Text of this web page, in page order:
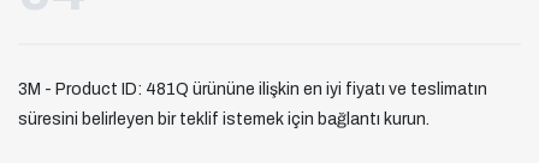
3M - Product ID: 481Q ürününe ilişkin en iyi fiyatı ve teslimatın
süresini belirleyen bir teklif istemek için bağlantı kurun.